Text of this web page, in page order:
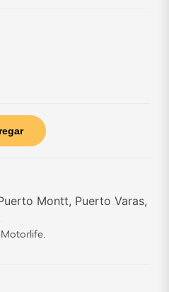
Montt, Puerto Varas,